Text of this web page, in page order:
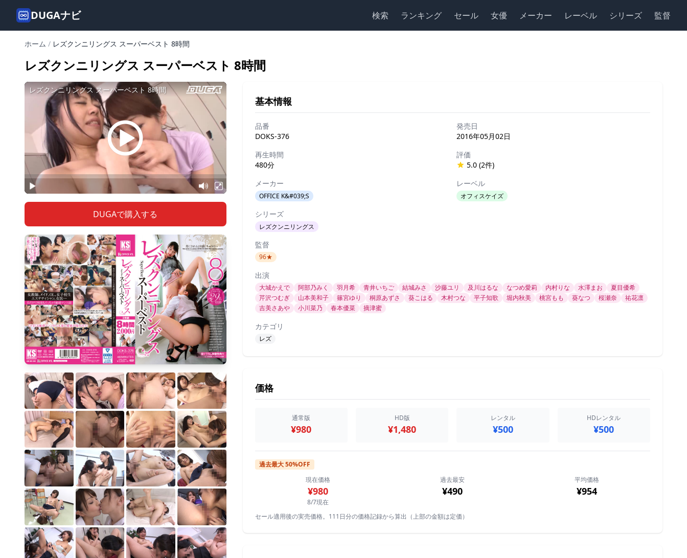
DUGAナビ 検索 ランキング セール 女優 メーカー レーベル シリーズ 監督
ホーム / レズクンニリングス スーパーベスト 8時間
レズクンニリングス スーパーベスト 8時間
DUGAで購入する
基本情報
品番
DOKS-376
発売日
2016年05月02日
再生時間
480分
評価
5.0 (2件)
メーカー
OFFICE K&#039;S
レーベル
オフィスケイズ
シリーズ
レズクンニリングス
監督
96★
出演
大城かえで 阿部乃みく 羽月希 青井いちご 結城みさ 沙藤ユリ 及川はるな なつめ愛莉 内村りな 水澤まお
夏目優希
芹沢つむぎ
山本美和子 篠宮ゆり 桐原あずさ 葵こはる 木村つな 平子知歌 堀内秋美 桃宮もも 葵なつ 桜瀬奈
祐花凛
吉美さあや
小川菜乃 春本優菜 摘津蜜
カテゴリ
レズ
価格
通常版
¥980
HD版
¥1,480
レンタル
¥500
HDレンタル
¥500
過去最大 50%OFF
現在価格
¥980
8/7現在
過去最安
¥490
平均価格
¥954
セール適用後の実売価格。111日分の価格記録から算出（上部の金額は定価）